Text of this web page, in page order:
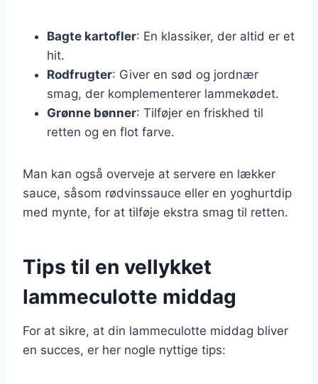
Bagte kartofler: En klassiker, der altid er et
hit.
Rodfrugter: Giver en sød og jordnær
smag, der komplementerer lammekødet.
Grønne bønner: Tilføjer en friskhed til
retten og en flot farve.
Man kan også overveje at servere en lækker
sauce, såsom rødvinssauce eller en yoghurtdip
med mynte, for at tilføje ekstra smag til retten.
Tips til en vellykket
lammeculotte middag
For at sikre, at din lammeculotte middag bliver
en succes, er her nogle nyttige tips: